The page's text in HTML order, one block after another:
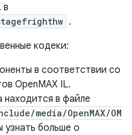
в
.
кодеки:
в соответствии со
OpenMAX IL.
в файле
media/OpenMAX/OM
узнать больше о